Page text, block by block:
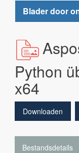
Blader door
Python
x64
Downloaden
Bestandsdetails